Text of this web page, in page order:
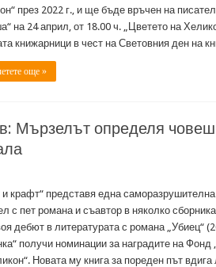
през 2022 г., и ще бъде връчен на
на 24 април, от 18.00 ч. „Цветето на
книжарници в чест на Световния ден на
още »
Мързелът определя
крафт“ представя една
с пет романа и съавтор в няколко
дебют в литературата с романа „Убиец“
получи номинации за наградите на Фонд
Новата му книга за пореден път